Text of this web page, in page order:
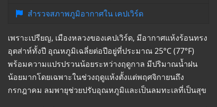
สำรวจสภาพภูมิอากาศใน เคปเวิร์ด
เพราะเปรียญ, เมืองหลวงของเคปเวิร์ด, มีอากาศแห้งร้อนทรง
อุตส่าห์ทั้งปี อุณหภูมิเฉลี่ยต่อปีอยู่ที่ประมาณ 25°C (77°F)
พร้อมความแปรปรวนน้อยระหว่างฤดูกาล มีปริมาณน้ำฝน
น้อยมากโดยเฉพาะในช่วงฤดูแห้งตั้งแต่พฤศจิกายนถึง
กรกฎาคม ลมพายุช่วยปรับอุณหภูมิและเป็นลมทะเลที่เป็นสุข